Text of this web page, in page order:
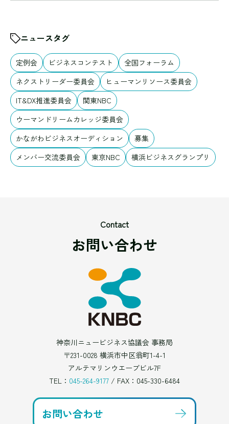
ニュースタグ
定例会 ビジネスコンテスト
全国フォーラム
ネクストリーダー委員会
ヒューマンリソース委員会
IT&DX推進委員会
関東NBC
ウーマンドリームカレッジ委員会
かながわビジネスオーディション
募集
メンバー交流委員会
東京NBC 横浜ビジネスグランプリ
Contact
お問い合わせ
神奈川ニュービジネス協議会 事務局
〒231-0028 横浜市中区翁町1-4-1
アルテマリンウエーブビル7F
TEL： 045-264-9177 / FAX：045-330-6484
お問い合わせ